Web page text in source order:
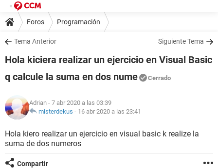
Foros Programación
Tema Anterior Siguiente Tema
Hola kiciera realizar un ejercicio en Visual Basic
q calcule la suma en dos nume
Cerrado
Adrian - 7 abr 2020 a las 03:39
misterdekus - 16 abr 2020 a las 23:41
Hola kiero realizar un ejercicio en visual basic k realize la
suma de dos numeros
Compartir